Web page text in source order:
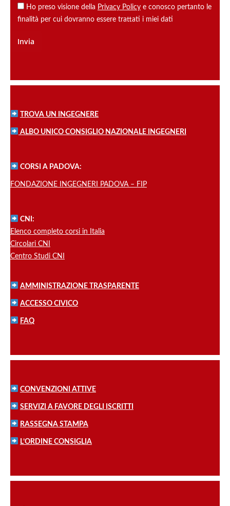
Ho preso visione della Privacy Policy e conosco pertanto le
finalità per cui dovranno essere trattati i miei dati
TROVA UN INGEGNERE
ALBO UNICO CONSIGLIO NAZIONALE INGEGNERI
CORSI A PADOVA:
FONDAZIONE INGEGNERI PADOVA – FIP
CNI:
Elenco completo corsi in Italia
Circolari CNI
Centro Studi CNI
AMMINISTRAZIONE TRASPARENTE
ACCESSO CIVICO
FAQ
CONVENZIONI ATTIVE
SERVIZI A FAVORE DEGLI ISCRITTI
RASSEGNA STAMPA
L’ORDINE CONSIGLIA